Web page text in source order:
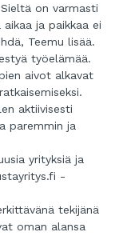
on varmasti
ja paikkaa ei
Teemu lisää.
työelämää.
aivot alkavat
aktiivisesti
paremmin ja
yrityksiä ja
-
tekijänä
oman alansa